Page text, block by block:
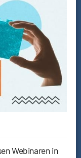
Webinaren in